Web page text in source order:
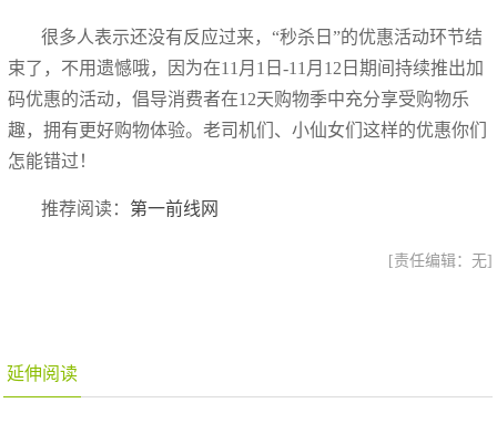
很多人表示还没有反应过来，“秒杀日”的优惠活动环节结
束了，不用遗憾哦，因为在11月1日-11月12日期间持续推出加
码优惠的活动，倡导消费者在12天购物季中充分享受购物乐
趣，拥有更好购物体验。老司机们、小仙女们这样的优惠你们
怎能错过！
推荐阅读： 第一前线网
[责任编辑：无]
延伸阅读